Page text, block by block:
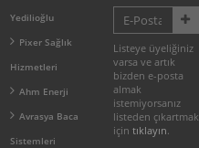
Yedilioğlu
Pixer Sağlık
Hizmetleri
Ahm Enerji
Avrasya Baca
Sistemleri
Listeye üyeliğiniz
varsa ve artık
bizden e-posta
almak
istemiyorsanız
listeden çıkartmak
için tıklayın.